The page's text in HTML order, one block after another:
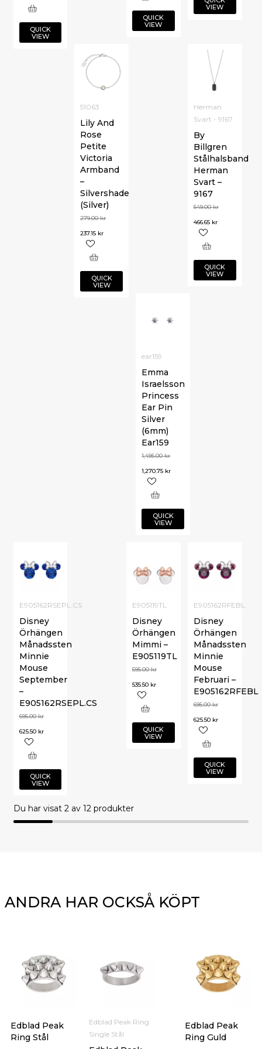
VIEW
QUICK
VIEW
QUICK
VIEW
51063
Lily And
Rose
Petite
Victoria
Armband
–
Silvershade
(Silver)
279.00kr
237.15 kr
QUICK
VIEW
Herman
Svart - 9167
By
Billgren
Stålhalsband
Herman
Svart –
9167
549.00kr
466.65 kr
QUICK
VIEW
ear159
Emma
Israelsson
Princess
Ear Pin
Silver
(6mm)
Ear159
1,495.00kr
1,270.75 kr
QUICK
VIEW
E905162RFEBL
Disney
Örhängen
Månadssten
Minnie
Mouse
Februari –
E905162RFEBL
695.00kr
625.50 kr
QUICK
VIEW
E905162RSEPL.CS
Disney
Örhängen
Månadssten
Minnie
Mouse
September
–
E905162RSEPL.CS
695.00kr
625.50 kr
QUICK
VIEW
E905119TL
Disney
Örhängen
Mimmi –
E905119TL
595.00kr
535.50 kr
QUICK
VIEW
Du har visat 2av 12 produkter
ANDRA HAR OCKSÅ KÖPT
Edblad Peak
Ring Stål
Edblad Peak
Ring Guld
Edblad Peak Ring
Single Stål